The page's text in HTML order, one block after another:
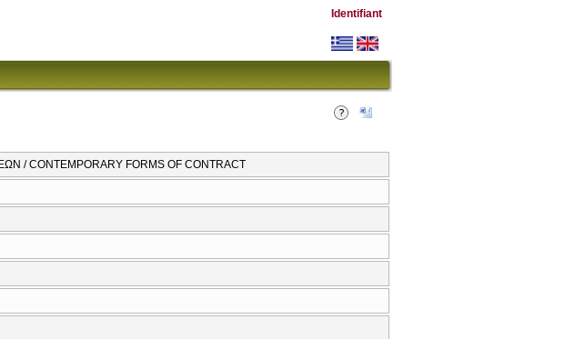
Identifiant
CONTEMPORARY FORMS OF CONTRACT